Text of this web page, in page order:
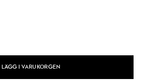
LÄGG I VARUKORGEN